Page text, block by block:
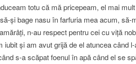
totu că mă pricepeam, el mai
şi bage nasu în farfuria mea acum, să-
n-au respect pentru cei cu viţă
iubit şi am avut grijă de el atuncea când
s-a scăpat foenul în apă când el se